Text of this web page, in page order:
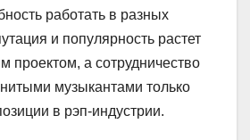
работать в разных
и популярность растет
проектом, а сотрудничество
музыкантами только
в рэп-индустрии.